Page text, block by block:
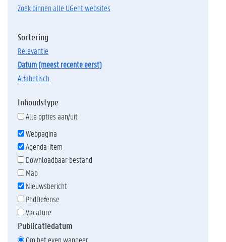
Zoek binnen alle UGent websites
Sortering
relevantie
datum (meest recente eerst)
alfabetisch
Inhoudstype
Alle opties aan/uit
Webpagina
Agenda-item
Downloadbaar bestand
Map
Nieuwsbericht
PhdDefense
Vacature
Publicatiedatum
Om het even wanneer